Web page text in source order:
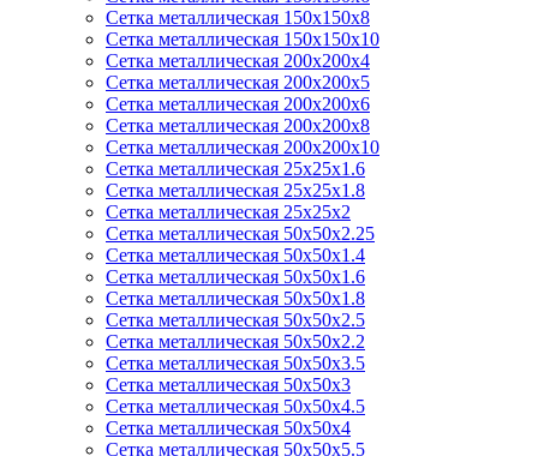
Сетка металлическая 150х150х8
Сетка металлическая 150х150х10
Сетка металлическая 200х200х4
Сетка металлическая 200х200х5
Сетка металлическая 200х200x6
Сетка металлическая 200х200х8
Сетка металлическая 200х200х10
Сетка металлическая 25х25х1.6
Сетка металлическая 25х25х1.8
Сетка металлическая 25х25х2
Сетка металлическая 50х50х2.25
Сетка металлическая 50х50х1.4
Сетка металлическая 50х50х1.6
Сетка металлическая 50х50х1.8
Сетка металлическая 50х50х2.5
Сетка металлическая 50х50х2.2
Сетка металлическая 50х50х3.5
Сетка металлическая 50х50х3
Сетка металлическая 50х50х4.5
Сетка металлическая 50х50х4
Сетка металлическая 50х50х5.5